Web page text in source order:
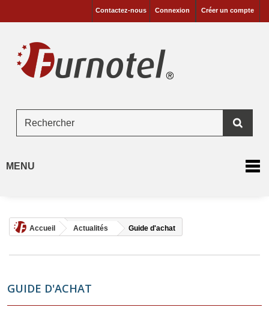
Créer un compte
Connexion
Contactez-nous
MENU
Accueil Actualités Guide d'achat
GUIDE D'ACHAT